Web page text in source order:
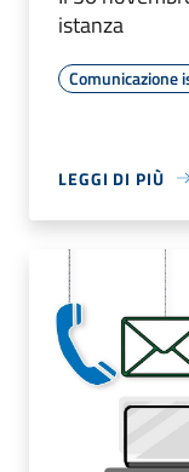
istanza
Comunicazione
LEGGI DI PIÙ